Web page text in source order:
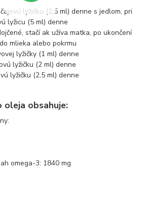
lyžičku (2,5 ml) denne s jedlom, pri
lyžicu (5 ml) denne
stačí ak užíva matka, po ukončení
mlieka alebo pokrmu
lyžičky (1 ml) denne
lyžičku (2 ml) denne
lyžičku (2,5 ml) denne
obsahuje:
omega-3: 1840 mg